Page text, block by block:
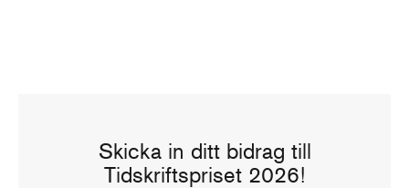
Skicka in ditt bidrag till
Tidskriftspriset 2026!